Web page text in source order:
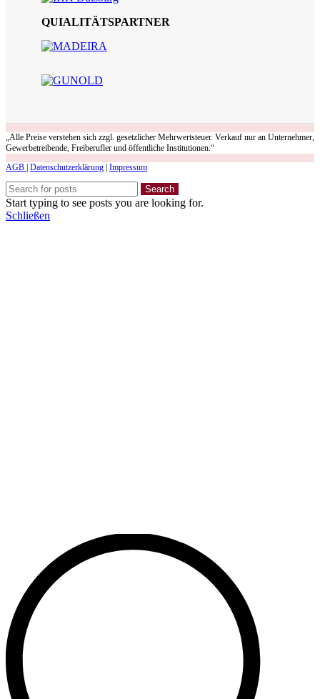
QUIALITÄTSPARTNER
„Alle Preise verstehen sich zzgl. gesetzlicher Mehrwertsteuer. Verkauf nur an Unternehmer,
Gewerbetreibende, Freiberufler und öffentliche Institutionen.“
AGB Datenschutzerklärung Impressum
Search
Start typing to see posts you are looking for.
Schließen